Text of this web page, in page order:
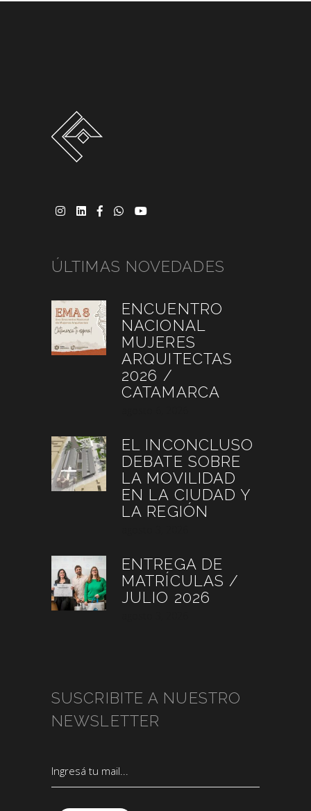
ÚLTIMAS NOVEDADES
ENCUENTRO
NACIONAL
MUJERES
ARQUITECTAS
2026 /
CATAMARCA
EL INCONCLUSO
DEBATE SOBRE
LA MOVILIDAD
EN LA CIUDAD Y
LA REGIÓN
ENTREGA DE
MATRÍCULAS /
JULIO 2026
SUSCRIBITE A NUESTRO
NEWSLETTER